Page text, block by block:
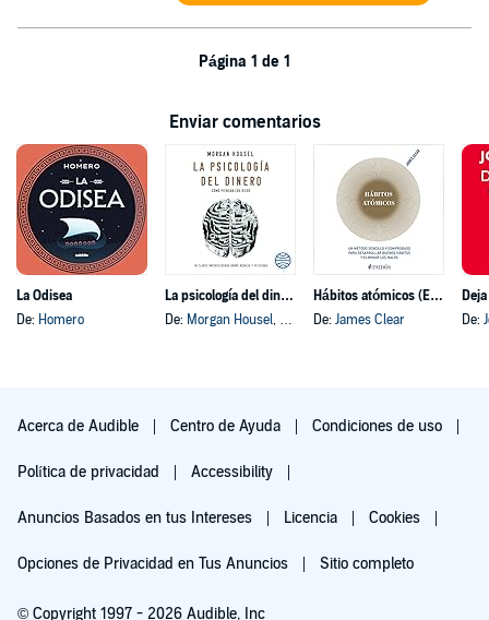
Página 1 de 1
Enviar comentarios
La Odisea
De: Homero
La psicología del dinero
De: Morgan Housel, y otros
Hábitos atómicos (Español neutro)
De: James Clear
De:
Acerca de Audible Centro de Ayuda Condiciones de uso
Política de privacidad Accessibility
Anuncios Basados en tus Intereses Licencia Cookies
Opciones de Privacidad en Tus Anuncios Sitio completo
© Copyright 1997 - 2026 Audible, Inc